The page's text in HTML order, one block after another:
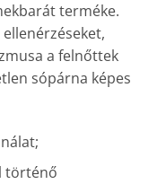
terméke.
a felnőttek
sópárna képes
történő